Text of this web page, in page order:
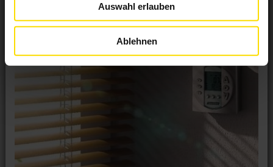
Auswahl erlauben
Ablehnen